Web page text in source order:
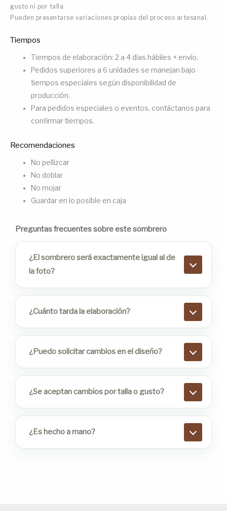
gusto ni por talla.
Pueden presentarse variaciones propias del proceso artesanal.
Tiempos
Tiempos de elaboración: 2 a 4 días hábiles + envío.
Pedidos superiores a 6 unidades se manejan bajo
tiempos especiales según disponibilidad de
producción.
Para pedidos especiales o eventos, contáctanos para
confirmar tiempos.
Recomendaciones
No pellizcar
No doblar
No mojar
Guardar en lo posible en caja
Preguntas frecuentes sobre este sombrero
¿El sombrero será exactamente igual al de
la foto?
¿Cuánto tarda la elaboración?
¿Puedo solicitar cambios en el diseño?
¿Se aceptan cambios por talla o gusto?
¿Es hecho a mano?